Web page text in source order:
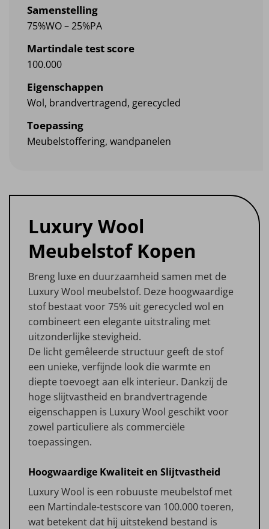
Samenstelling
75%WO – 25%PA
Martindale test score
100.000
Eigenschappen
Wol, brandvertragend, gerecycled
Toepassing
Meubelstoffering, wandpanelen
Luxury Wool
Meubelstof Kopen
Breng luxe en duurzaamheid samen met de
Luxury Wool meubelstof. Deze hoogwaardige
stof bestaat voor 75% uit gerecycled wol en
combineert een elegante uitstraling met
uitzonderlijke stevigheid.
De licht gemêleerde structuur geeft de stof
een unieke, verfijnde look die warmte en
diepte toevoegt aan elk interieur. Dankzij de
hoge slijtvastheid en brandvertragende
eigenschappen is Luxury Wool geschikt voor
zowel particuliere als commerciële
toepassingen.
Hoogwaardige Kwaliteit en Slijtvastheid
Luxury Wool is een robuuste meubelstof met
een Martindale-testscore van 100.000 toeren,
wat betekent dat hij uitstekend bestand is